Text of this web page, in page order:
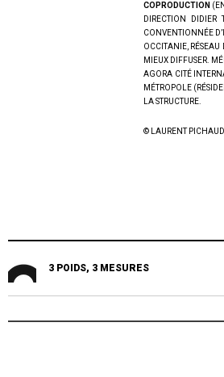
COPRODUCTION
DIRECTION
CONVENTIONNÉE
OCCITANIE,
MIEUX DIFFUSER.
AGORA CITÉ
MÉTROPOLE
LA STRUCTURE.
© LAURENT PICHAUD
3 POIDS, 3 MESURES